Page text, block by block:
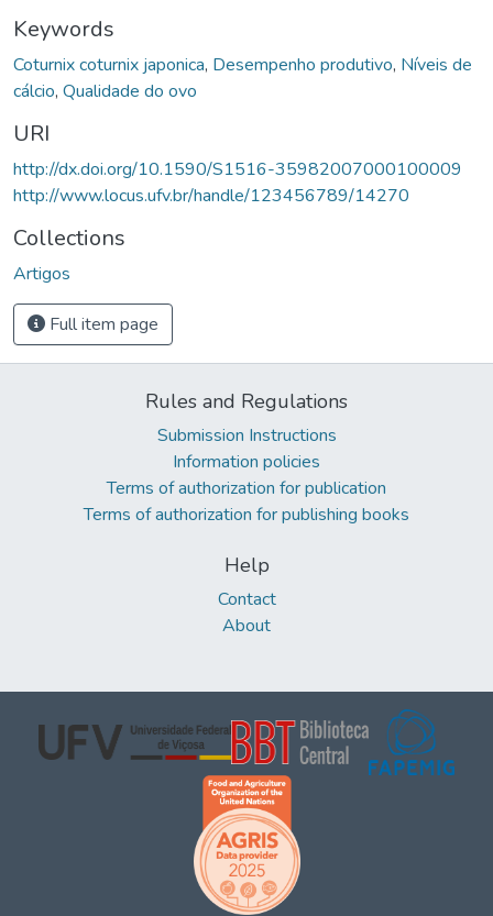
Keywords
Coturnix coturnix japonica, Desempenho produtivo, Níveis de
cálcio, Qualidade do ovo
URI
http://dx.doi.org/10.1590/S1516-35982007000100009
http://www.locus.ufv.br/handle/123456789/14270
Collections
Artigos
Full item page
Rules and Regulations
Submission Instructions
Information policies
Terms of authorization for publication
Terms of authorization for publishing books
Help
Contact
About